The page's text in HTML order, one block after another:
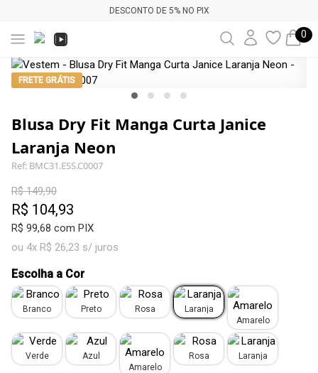
DESCONTO DE 5% NO PIX
0
FRETE GRÁTIS
Blusa Dry Fit Manga Curta Janice
Laranja Neon
Ref: BMC31.ESS.C0007
R$ 149,90
R$ 104,93
R$ 99,68 com PIX
ou 4x R$ 26,23 s/ juros
Escolha a Cor
Branco Preto Rosa
Laranja
Amarelo
Verde
Azul
Amarelo
Rosa Laranja